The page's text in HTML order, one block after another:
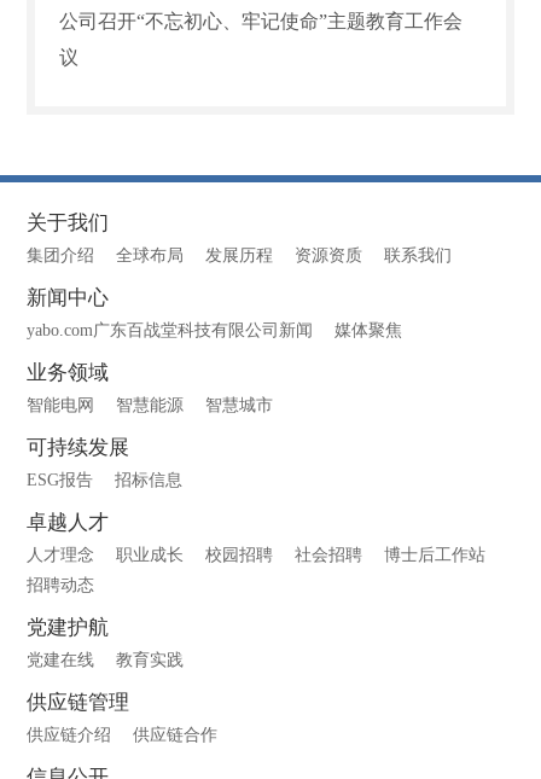
公司召开“不忘初心、牢记使命”主题教育工作会
议
关于我们
集团介绍 全球布局 发展历程 资源资质 联系我们
新闻中心
yabo.com广东百战堂科技有限公司新闻 媒体聚焦
业务领域
智能电网 智慧能源 智慧城市
可持续发展
ESG报告 招标信息
卓越人才
人才理念 职业成长 校园招聘 社会招聘
博士后工作站
招聘动态
党建护航
党建在线 教育实践
供应链管理
供应链介绍 供应链合作